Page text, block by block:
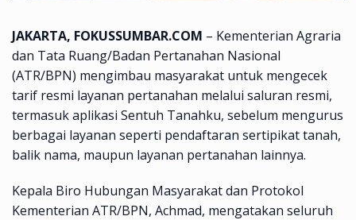
JAKARTA, FOKUSSUMBAR.COM – Kementerian Agraria
dan Tata Ruang/Badan Pertanahan Nasional
(ATR/BPN) mengimbau masyarakat untuk mengecek
tarif resmi layanan pertanahan melalui saluran resmi,
termasuk aplikasi Sentuh Tanahku, sebelum mengurus
berbagai layanan seperti pendaftaran sertipikat tanah,
balik nama, maupun layanan pertanahan lainnya.
Kepala Biro Hubungan Masyarakat dan Protokol
Kementerian ATR/BPN, Achmad, mengatakan seluruh